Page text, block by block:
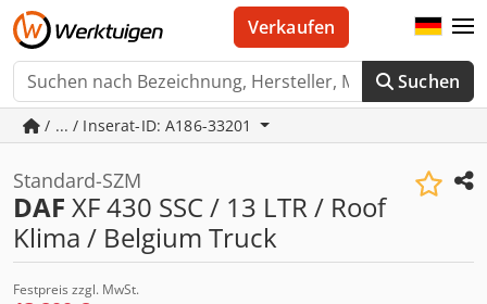
Suchen
Verkaufen
/ ... / Inserat-ID: A186-33201
Standard-SZM
DAF XF 430 SSC / 13 LTR / Roof
Klima / Belgium Truck
Festpreis zzgl. MwSt.